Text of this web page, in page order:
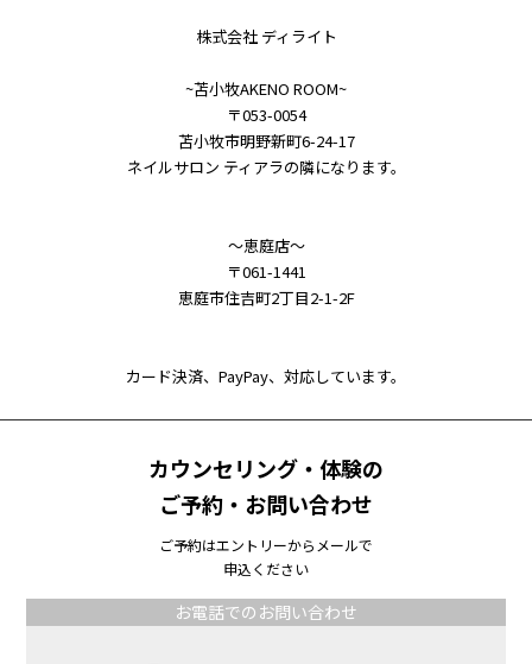
株式会社 ディライト
~苫小牧AKENO ROOM~
〒053-0054
苫小牧市明野新町6-24-17
ネイルサロン ティアラの隣になります。
～恵庭店～
〒061-1441
恵庭市住吉町2丁目2-1-2F
カード決済、PayPay、対応しています。
カウンセリング・体験の
ご予約・お問い合わせ
ご予約はエントリーからメールで
申込ください
お電話でのお問い合わせ